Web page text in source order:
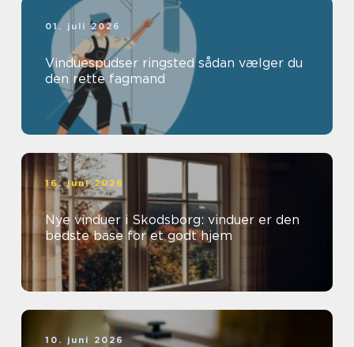
01. juli 2026
Vinduespudser ringsted sådan vælger du
den rette fagmand
16. juni 2026
Nye vinduer i Skodsborg: vinduer er den
bedste base for et godt hjem
10. juni 2026